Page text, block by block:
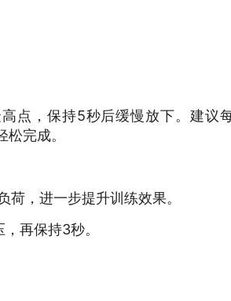
，保持5秒后缓慢放下。建议
完成。
，进一步提升训练效果。
再保持3秒。